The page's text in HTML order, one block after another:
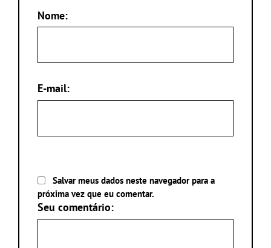
Nome:
E-mail:
Salvar meus dados neste navegador para a
próxima vez que eu comentar.
Seu comentário: